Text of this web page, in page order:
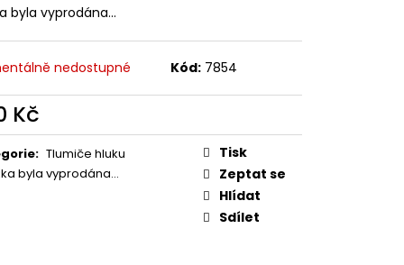
byla vyprodána…
nedostupné Kód: 7854
Kč
: Tlumiče hluku
byla vyprodána…
Tisk
Zeptat se
Hlídat
Sdílet